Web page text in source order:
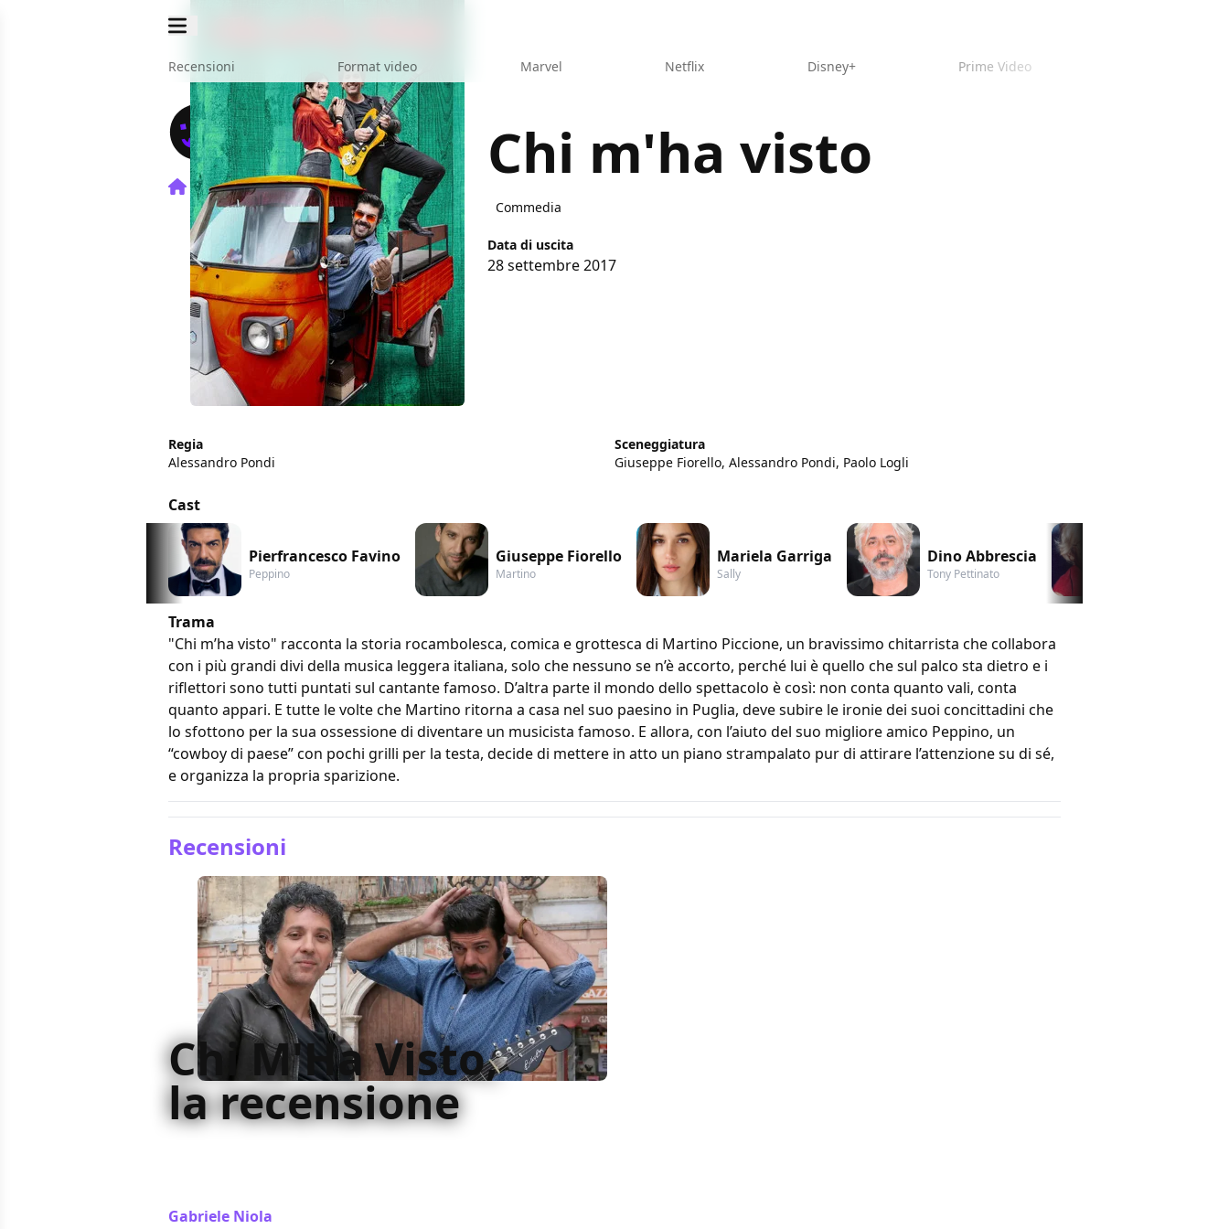
Recensioni Format video Marvel Netflix Disney+ Prime Video
Home Film Chi M'ha Visto Chi m'ha visto
Commedia
Data di uscita
28 settembre 2017
Regia
Alessandro Pondi
Sceneggiatura
Giuseppe Fiorello, Alessandro Pondi, Paolo Logli
Cast
Pierfrancesco Favino
Peppino
Giuseppe Fiorello
Martino
Mariela Garriga
Sally
Dino Abbrescia
Tony Pettinato
Trama
"Chi m’ha visto" racconta la storia rocambolesca, comica e grottesca di Martino Piccione, un bravissimo chitarrista che collabora
con i più grandi divi della musica leggera italiana, solo che nessuno se n’è accorto, perché lui è quello che sul palco sta dietro e i
riflettori sono tutti puntati sul cantante famoso. D’altra parte il mondo dello spettacolo è così: non conta quanto vali, conta
quanto appari. E tutte le volte che Martino ritorna a casa nel suo paesino in Puglia, deve subire le ironie dei suoi concittadini che
lo sfottono per la sua ossessione di diventare un musicista famoso. E allora, con l’aiuto del suo migliore amico Peppino, un
“cowboy di paese” con pochi grilli per la testa, decide di mettere in atto un piano strampalato pur di attirare l’attenzione su di sé,
e organizza la propria sparizione.
Recensioni
Chi M'Ha Visto,
la recensione
Gabriele Niola